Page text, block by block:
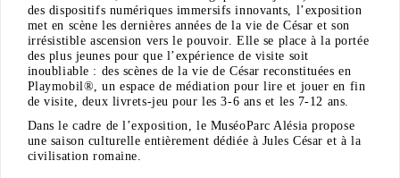
des dispositifs numériques immersifs innovants, l’exposition
met en scène les dernières années de la vie de César et son
irrésistible ascension vers le pouvoir. Elle se place à la portée
des plus jeunes pour que l’expérience de visite soit
inoubliable : des scènes de la vie de César reconstituées en
Playmobil®, un espace de médiation pour lire et jouer en fin
de visite, deux livrets-jeu pour les 3-6 ans et les 7-12 ans.
Dans le cadre de l’exposition, le MuséoParc Alésia propose
une saison culturelle entièrement dédiée à Jules César et à la
civilisation romaine.